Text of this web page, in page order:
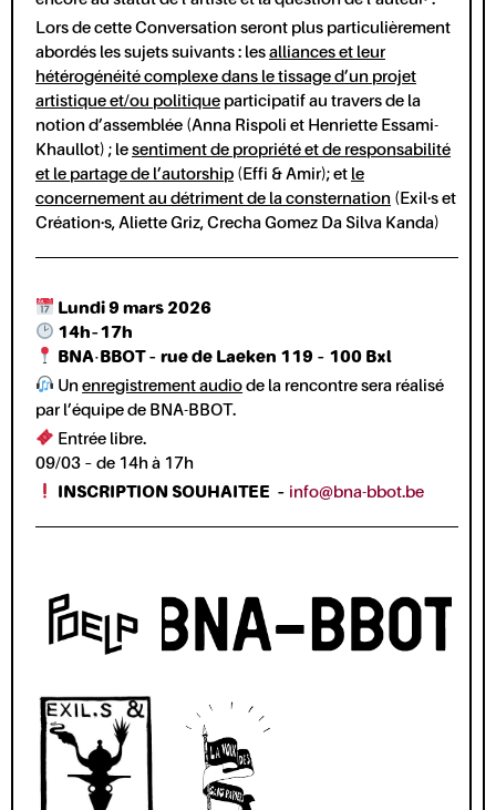
Lors de cette Conversation seront plus particulièrement
abordés les sujets suivants : les alliances et leur
hétérogénéité complexe dans le tissage d’un projet
artistique et/ou politique participatif au travers de la
notion d’assemblée (Anna Rispoli et Henriette Essami-
Khaullot) ; le sentiment de propriété et de responsabilité
et le partage de l’autorship (Effi & Amir); et le
concernement au détriment de la consternation (Exil·s et
Création·s, Aliette Griz, Crecha Gomez Da Silva Kanda)
Lundi 9 mars 2026
14h–17h
BNA-BBOT – rue de Laeken 119 – 100 Bxl
Unenregistrement audio de la rencontre sera réalisé
par l’équipe de BNA-BBOT.
Entrée libre.
09/03 – de 14h à 17h
INSCRIPTION SOUHAITEE – info@bna-bbot.be